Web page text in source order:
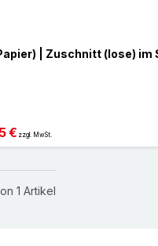
| Zuschnitt (lose) im
€ zzgl. MwSt.
1 Artikel